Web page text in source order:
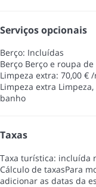
Serviços opcionais
Berço: Incluídas
Berço Berço e roupa
Limpeza extra: 70,00 €
Limpeza extra
banho
Taxas
Taxa turística: incluída
Cálculo de taxasPara
adicionar as datas da